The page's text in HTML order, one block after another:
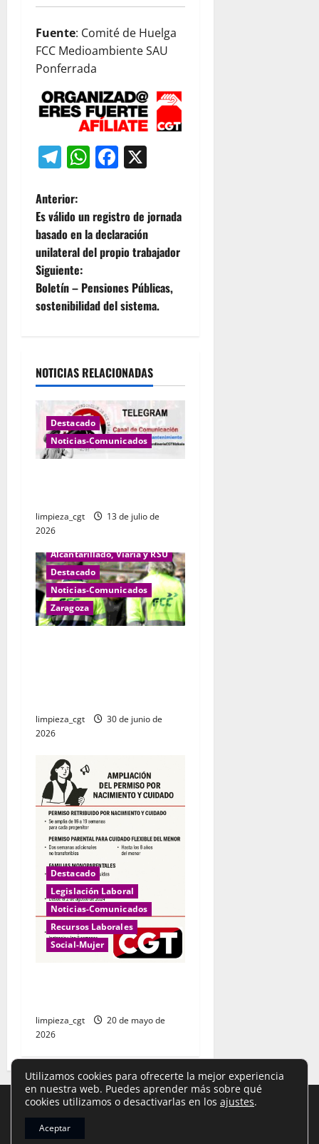
Fuente: Comité de Huelga
FCC Medioambiente SAU
Ponferrada
Telegram
WhatsApp
Facebook
N
a
v
e
c
ó
e
e
n
t
d
a
Anterior:
Es válido un registro de jornada
basado en la declaración
unilateral del propio trabajador
Siguiente:
Boletín – Pensiones Públicas,
sostenibilidad del sistema.
NOTICIAS RELACIONADAS
Destacado
Noticias-Comunicados
limpieza_cgt
13 de julio de
2026
Alcantarillado, Viaria y RSU
Destacado
Noticias-Comunicados
Zaragoza
limpieza_cgt
30 de junio de
2026
Destacado
Legislación Laboral
Noticias-Comunicados
Recursos Laborales
Social-Mujer
limpieza_cgt
20 de mayo de
2026
Aviso Legal
Copyright © Todos los derechos reservados
Utilizamos cookies para ofrecerte la mejor experiencia
en nuestra web. Puedes aprender más sobre qué
cookies utilizamos o desactivarlas en los ajustes.
Aceptar